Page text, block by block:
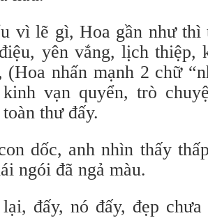
vì lẽ gì, Hoa gần như thì
yên vắng, lịch thiệp,
(Hoa nhấn mạnh 2 chữ
vạn quyển, trò
thư đấy.
dốc, anh nhìn thấy
ngói đã ngả màu.
đấy, nó đấy, đẹp